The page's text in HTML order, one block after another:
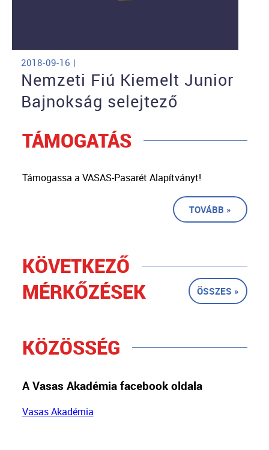
2018-09-16 |
Nemzeti Fiú Kiemelt Junior
Bajnokság selejtező
TÁMOGATÁS
Támogassa a VASAS-Pasarét Alapítványt!
TOVÁBB »
KÖVETKEZŐ
MÉRKŐZÉSEK
ÖSSZES »
KÖZÖSSÉG
A Vasas Akadémia facebook oldala
Vasas Akadémia